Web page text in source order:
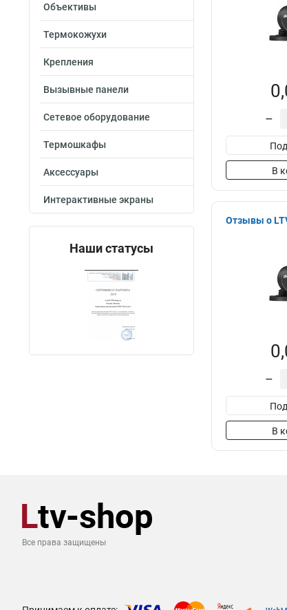
Объективы
Термокожухи
Крепления
Вызывные панели
Сетевое оборудование
Термошкафы
Аксессуары
Интерактивные экраны
Наши статусы
–
В
Отзывы о
–
В
Все права защищены